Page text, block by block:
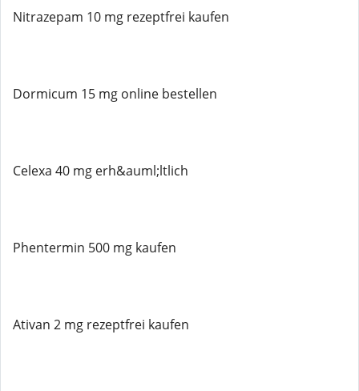
Nitrazepam 10 mg rezeptfrei kaufen
Dormicum 15 mg online bestellen
Celexa 40 mg erh&auml;ltlich
Phentermin 500 mg kaufen
Ativan 2 mg rezeptfrei kaufen